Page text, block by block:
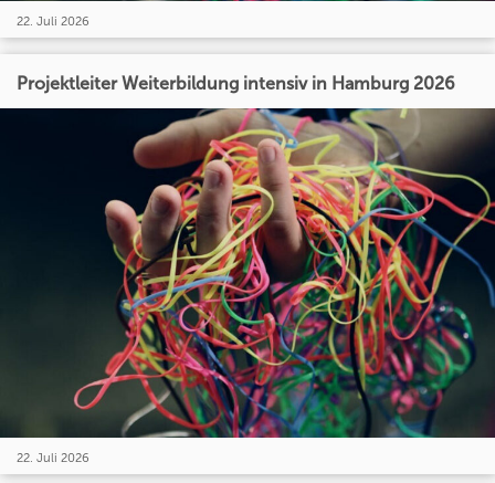
22. Juli 2026
Projektleiter Weiterbildung intensiv in Hamburg 2026
22. Juli 2026